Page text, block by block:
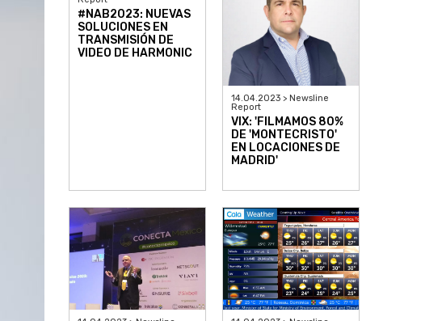
#NAB2023: NUEVAS
SOLUCIONES EN
TRANSMISIÓN DE
VIDEO DE HARMONIC
14.04.2023 > Newsline
Report
VIX: 'FILMAMOS 80%
DE 'MONTECRISTO'
EN LOCACIONES DE
MADRID'